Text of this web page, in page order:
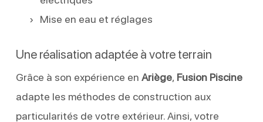
Mise en eau et réglages
Une réalisation adaptée à votre terrain
Grâce à son expérience en Ariège, Fusion Piscine
adapte les méthodes de construction aux
particularités de votre extérieur. Ainsi, votre